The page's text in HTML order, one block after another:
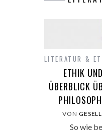
LITERATUR &
ETHIK
ÜBERBLICK
VON
So wie